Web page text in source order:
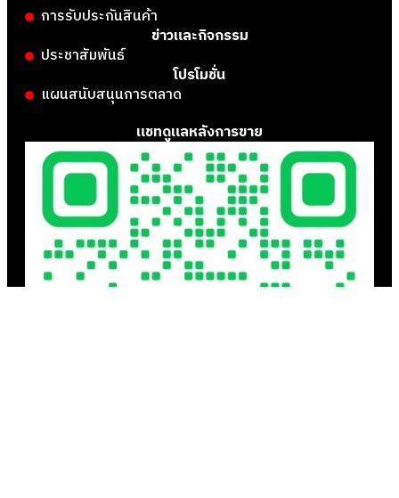
การรับประกันสินค้า
ข่าวและกิจกรรม
ประชาสัมพันธ์
โปรโมชั่น
แผนสนับสนุนการตลาด
แชทดูแลหลังการขาย